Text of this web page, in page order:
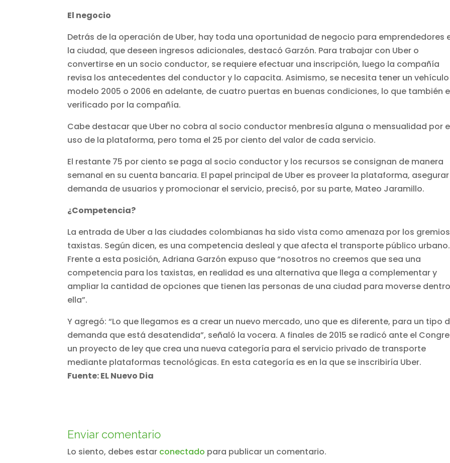
El negocio
Detrás de la operación de Uber, hay toda una oportunidad de negocio para emprendedores
la ciudad, que deseen ingresos adicionales, destacó Garzón. Para trabajar con Uber o
convertirse en un socio conductor, se requiere efectuar una inscripción, luego la compañía
revisa los antecedentes del conductor y lo capacita. Asimismo, se necesita tener un vehículo
modelo 2005 o 2006 en adelante, de cuatro puertas en buenas condiciones, lo que también
verificado por la compañía.
Cabe destacar que Uber no cobra al socio conductor menbresía alguna o mensualidad por
uso de la plataforma, pero toma el 25 por ciento del valor de cada servicio.
El restante 75 por ciento se paga al socio conductor y los recursos se consignan de manera
semanal en su cuenta bancaria. El papel principal de Uber es proveer la plataforma,
demanda de usuarios y promocionar el servicio, precisó, por su parte, Mateo Jaramillo.
¿Competencia?
La entrada de Uber a las ciudades colombianas ha sido vista como amenaza por los
taxistas. Según dicen, es una competencia desleal y que afecta el transporte público urbano.
Frente a esta posición, Adriana Garzón expuso que “nosotros no creemos que sea una
competencia para los taxistas, en realidad es una alternativa que llega a complementar y
ampliar la cantidad de opciones que tienen las personas de una ciudad para moverse
ella”.
Y agregó: “Lo que llegamos es a crear un nuevo mercado, uno que es diferente, para un tipo
demanda que está desatendida”, señaló la vocera. A finales de 2015 se radicó ante el
un proyecto de ley que crea una nueva categoría para el servicio privado de transporte
mediante plataformas tecnológicas. En esta categoría es en la que se inscribiría Uber.
Fuente: EL Nuevo Dia
Enviar comentario
Lo siento, debes estar conectado para publicar un comentario.